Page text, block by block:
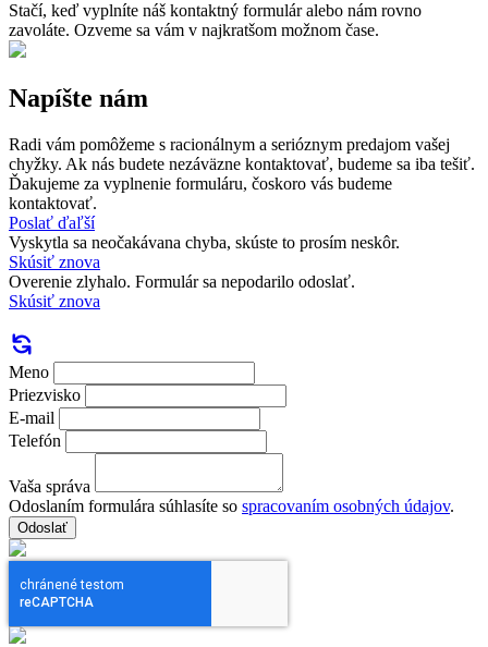
Stačí, keď vyplníte náš kontaktný formulár alebo nám rovno
zavoláte. Ozveme sa vám v najkratšom možnom čase.
Napíšte nám
Radi vám pomôžeme s racionálnym a serióznym predajom vašej
chyžky. Ak nás budete nezáväzne kontaktovať, budeme sa iba tešiť.
Ďakujeme za vyplnenie formuláru, čoskoro vás budeme
kontaktovať.
Poslať ďaľší
Vyskytla sa neočakávana chyba, skúste to prosím neskôr.
Skúsiť znova
Overenie zlyhalo. Formulár sa nepodarilo odoslať.
Skúsiť znova
Meno
Priezvisko
E-mail
Telefón
Vaša správa
Odoslaním formulára súhlasíte so spracovaním osobných údajov.
Odoslať